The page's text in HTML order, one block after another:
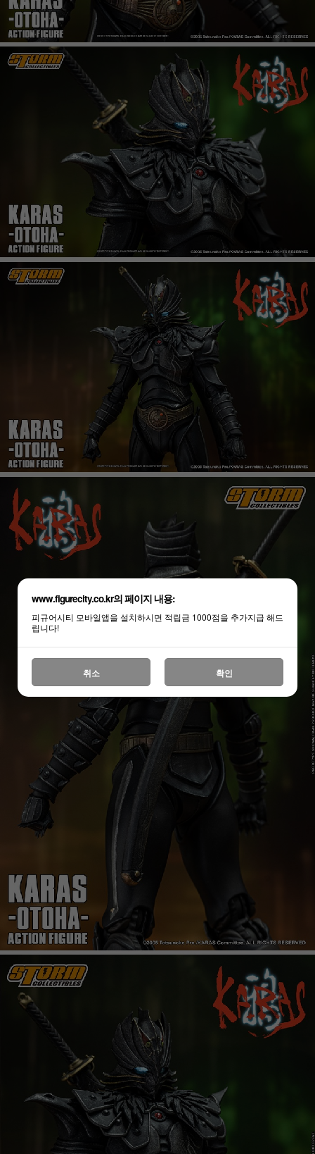
www.figurecity.co.kr의 페이지 내용:
피규어시티 모바일앱을 설치하시면 적립금 1000점을 추가지급 해드
립니다!
취소 확인